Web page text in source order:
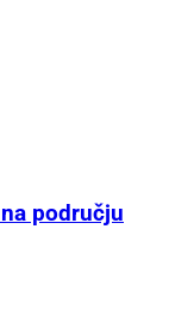
području